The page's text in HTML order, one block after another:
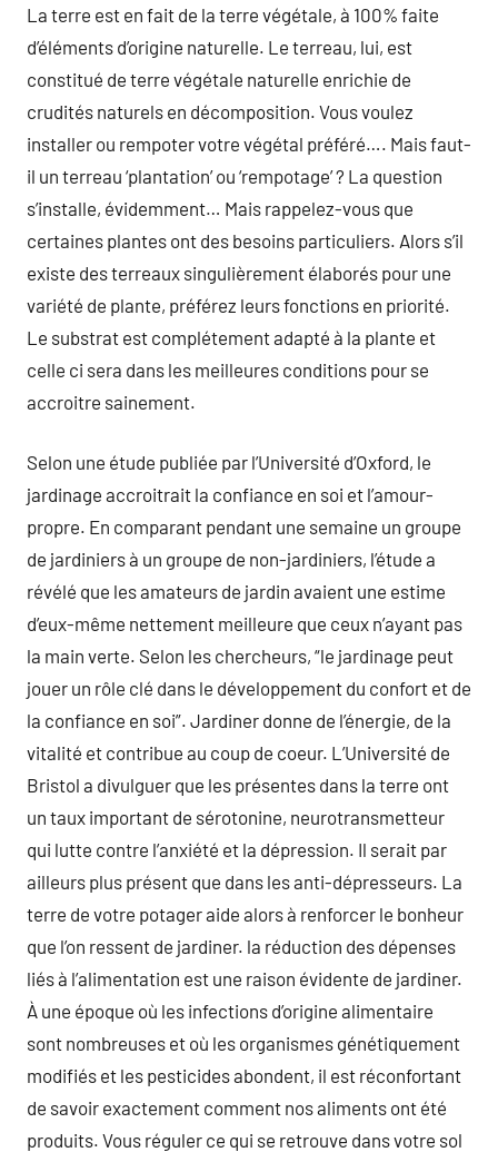
La terre est en fait de la terre végétale, à 100% faite
d’éléments d’origine naturelle. Le terreau, lui, est
constitué de terre végétale naturelle enrichie de
crudités naturels en décomposition. Vous voulez
installer ou rempoter votre végétal préféré…. Mais faut-
il un terreau ‘plantation’ ou ‘rempotage’ ? La question
s’installe, évidemment… Mais rappelez-vous que
certaines plantes ont des besoins particuliers. Alors s’il
existe des terreaux singulièrement élaborés pour une
variété de plante, préférez leurs fonctions en priorité.
Le substrat est complétement adapté à la plante et
celle ci sera dans les meilleures conditions pour se
accroitre sainement.
Selon une étude publiée par l’Université d’Oxford, le
jardinage accroitrait la confiance en soi et l’amour-
propre. En comparant pendant une semaine un groupe
de jardiniers à un groupe de non-jardiniers, l’étude a
révélé que les amateurs de jardin avaient une estime
d’eux-même nettement meilleure que ceux n’ayant pas
la main verte. Selon les chercheurs, “le jardinage peut
jouer un rôle clé dans le développement du confort et de
la confiance en soi”. Jardiner donne de l’énergie, de la
vitalité et contribue au coup de coeur. L’Université de
Bristol a divulguer que les présentes dans la terre ont
un taux important de sérotonine, neurotransmetteur
qui lutte contre l’anxiété et la dépression. Il serait par
ailleurs plus présent que dans les anti-dépresseurs. La
terre de votre potager aide alors à renforcer le bonheur
que l’on ressent de jardiner. la réduction des dépenses
liés à l’alimentation est une raison évidente de jardiner.
À une époque où les infections d’origine alimentaire
sont nombreuses et où les organismes génétiquement
modifiés et les pesticides abondent, il est réconfortant
de savoir exactement comment nos aliments ont été
produits. Vous réguler ce qui se retrouve dans votre sol